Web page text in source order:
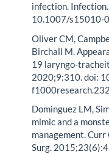
infection.
10.1007/s15010-
Oliver CM,
Birchall M.
19 laryngo-
2020;9:310. doi:
Dominguez LM,
mimic and a
management.
Surg.